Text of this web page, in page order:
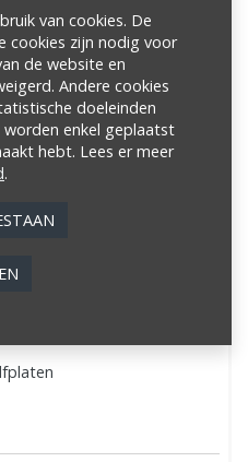
van cookies. De
cookies zijn nodig voor
de website en
Andere cookies
doeleinden
worden enkel geplaatst
hebt. Lees er meer
.